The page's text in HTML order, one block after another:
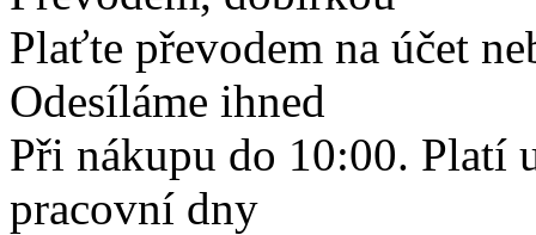
Plaťte převodem na účet
Odesíláme ihned
Při nákupu do 10:00. Platí
pracovní dny